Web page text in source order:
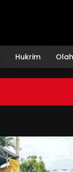
Hukrim